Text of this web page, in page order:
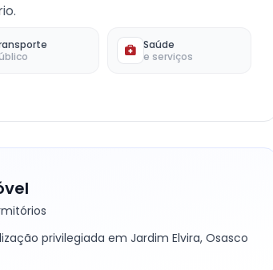
Saúde
e serviços
privilegiada em Jardim Elvira, Osasco